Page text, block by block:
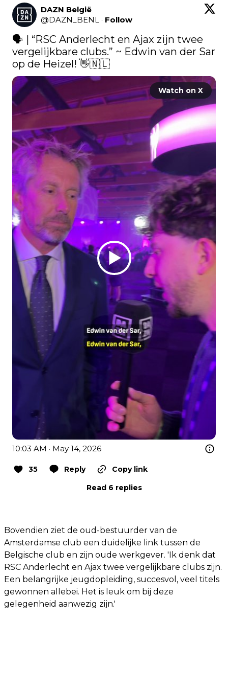
DAZN België
@DAZN_BENL · Follow
🗣️ | “RSC Anderlecht en Ajax zijn twee
vergelijkbare clubs.” ~ Edwin van der Sar
op de Heizel! 👋🇳🇱
Watch on X
10:03 AM · May 14, 2026
35 Reply
Copy link
Read 6 replies
Bovendien ziet de oud-bestuurder van de
Amsterdamse club een duidelijke link tussen de
Belgische club en zijn oude werkgever. 'Ik denk dat
RSC Anderlecht en Ajax twee vergelijkbare clubs zijn.
Een belangrijke jeugdopleiding, succesvol, veel titels
gewonnen allebei. Het is leuk om bij deze
gelegenheid aanwezig zijn.'